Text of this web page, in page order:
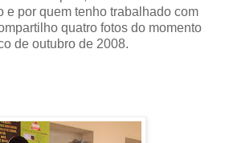
e por quem tenho trabalhado com
quatro fotos do momento
de outubro de 2008.